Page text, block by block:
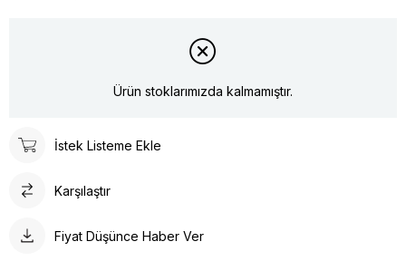
Ürün stoklarımızda kalmamıştır.
İstek Listeme Ekle
Karşılaştır
Fiyat Düşünce Haber Ver